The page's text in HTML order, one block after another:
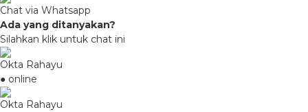
Chat via Whatsapp
Ada yang ditanyakan?
Silahkan klik untuk chat ini
Okta Rahayu
● online
Okta Rahayu